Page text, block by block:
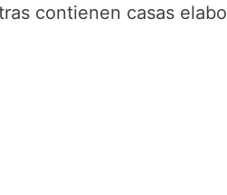
contienen casas